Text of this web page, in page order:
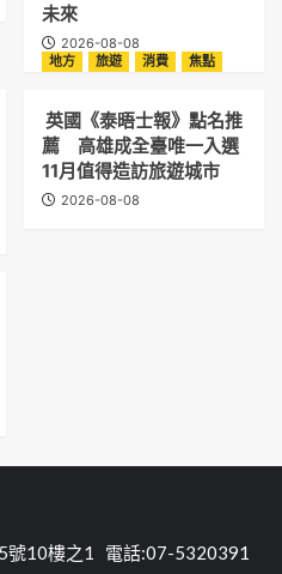
未來
2026-08-08
地方 旅遊 消費 焦點
英國《泰晤士報》點名推
薦 高雄成全臺唯一入選
11月值得造訪旅遊城市
2026-08-08
號10樓之1 電話:07-5320391